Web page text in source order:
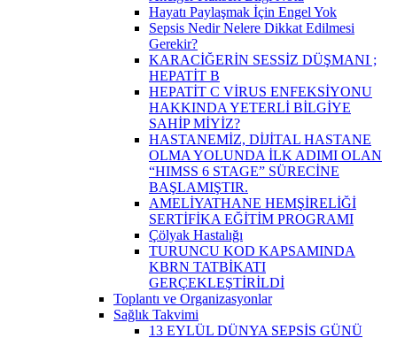
Hayatı Paylaşmak İçin Engel Yok
Sepsis Nedir Nelere Dikkat Edilmesi
Gerekir?
KARACİĞERİN SESSİZ DÜŞMANI ;
HEPATİT B
HEPATİT C VİRUS ENFEKSİYONU
HAKKINDA YETERLİ BİLGİYE
SAHİP MİYİZ?
HASTANEMİZ, DİJİTAL HASTANE
OLMA YOLUNDA İLK ADIMI OLAN
“HIMSS 6 STAGE” SÜRECİNE
BAŞLAMIŞTIR.
AMELİYATHANE HEMŞİRELİĞİ
SERTİFİKA EĞİTİM PROGRAMI
Çölyak Hastalığı
TURUNCU KOD KAPSAMINDA
KBRN TATBİKATI
GERÇEKLEŞTİRİLDİ
Toplantı ve Organizasyonlar
Sağlık Takvimi
13 EYLÜL DÜNYA SEPSİS GÜNÜ